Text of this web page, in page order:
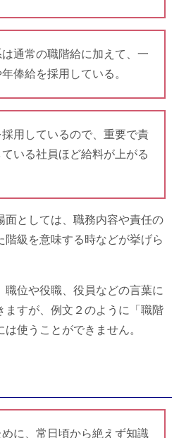
通常の職階給に加えて、一
俸給を採用している。
用しているので、重要で責
いる社員ほど給料が上がる
面としては、職務内容や責任の
階級を意味する時などが挙げら
位や役職、役員などの言葉に
ますが、例文２のように「職階
使うことができません。
に、常日頃から絶えず知識